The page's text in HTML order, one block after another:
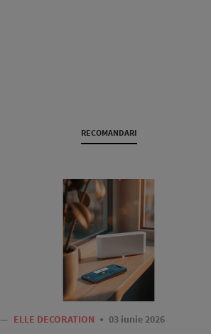
RECOMANDARI
— ELLE DECORATION 03 iunie 2026